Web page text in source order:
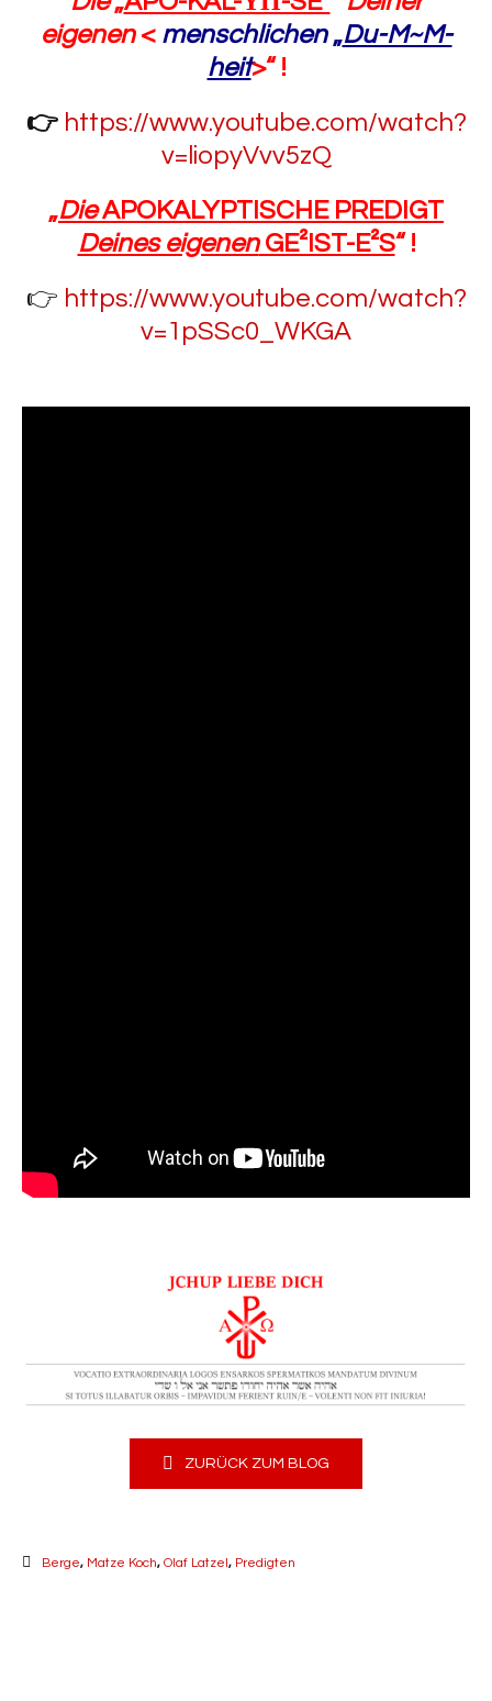
eigenen < menschlichen „Du-M~M-
heit>“ !
👉 https://www.youtube.com/watch?
v=liopyVvv5zQ
„DieAPOKALYPTISCHE PREDIGT
Deines eigenenGE²IST-E²S“ !
👉 https://www.youtube.com/watch?
v=1pSSc0_WKGA
ZURÜCK ZUM BLOG
Berge, Matze Koch, Olaf Latzel , Predigten